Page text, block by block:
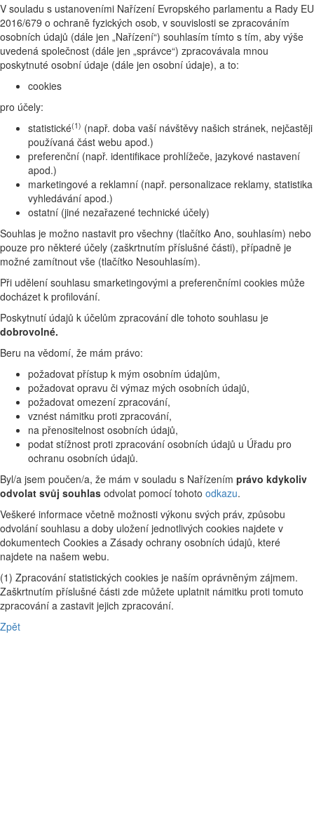
V souladu s ustanoveními Nařízení Evropského parlamentu a Rady EU
2016/679 o ochraně fyzických osob, v souvislosti se zpracováním
osobních údajů (dále jen „Nařízení“) souhlasím tímto s tím, aby výše
uvedená společnost (dále jen „správce“) zpracovávala mnou
poskytnuté osobní údaje (dále jen osobní údaje), a to:
cookies
pro účely:
statistické(1) (např. doba vaší návštěvy našich stránek, nejčastěji
používaná část webu apod.)
preferenční (např. identifikace prohlížeče, jazykové nastavení
apod.)
marketingové a reklamní (např. personalizace reklamy, statistika
vyhledávání apod.)
ostatní (jiné nezařazené technické účely)
Souhlas je možno nastavit pro všechny (tlačítko Ano, souhlasím) nebo
pouze pro některé účely (zaškrtnutím příslušné části), případně je
možné zamítnout vše (tlačítko Nesouhlasím).
Při udělení souhlasu smarketingovými a preferenčními cookies může
docházet k profilování.
Poskytnutí údajů k účelům zpracování dle tohoto souhlasu je
dobrovolné.
Beru na vědomí, že mám právo:
požadovat přístup k mým osobním údajům,
požadovat opravu či výmaz mých osobních údajů,
požadovat omezení zpracování,
vznést námitku proti zpracování,
na přenositelnost osobních údajů,
podat stížnost proti zpracování osobních údajů u Úřadu pro
ochranu osobních údajů.
Byl/a jsem poučen/a, že mám v souladu s Nařízením právo kdykoliv
odvolat svůj souhlas odvolat pomocí tohoto odkazu.
Veškeré informace včetně možnosti výkonu svých práv, způsobu
odvolání souhlasu a doby uložení jednotlivých cookies najdete v
dokumentech Cookies a Zásady ochrany osobních údajů, které
najdete na našem webu.
(1) Zpracování statistických cookies je naším oprávněným zájmem.
Zaškrtnutím příslušné části zde můžete uplatnit námitku proti tomuto
zpracování a zastavit jejich zpracování.
Zpět